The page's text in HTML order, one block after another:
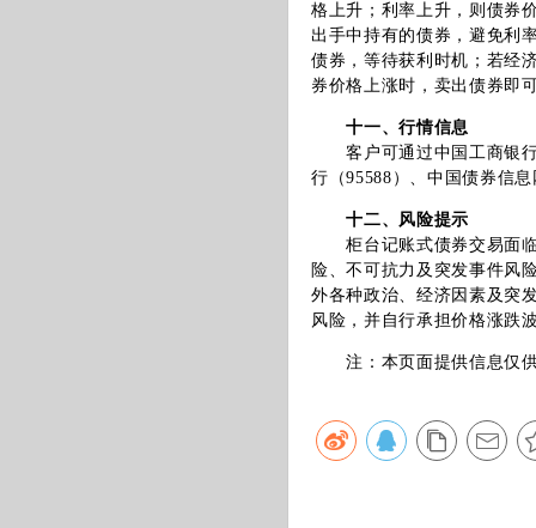
格上升；利率上升，则债券
出手中持有的债券，避免利
债券，等待获利时机；若经
券价格上涨时，卖出债券即
十一、行情信息
客户可通过中国工商银行
行（95588）、中国债券信
十二、风险提示
柜台记账式债券交易面临
险、不可抗力及突发事件风
外各种政治、经济因素及突
风险，并自行承担价格涨跌
注：本页面提供信息仅供